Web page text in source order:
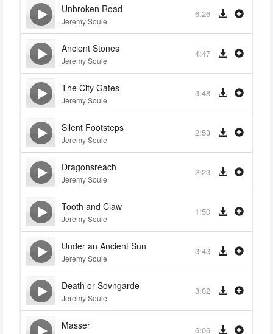
Unbroken Road
Jeremy Soule
6:26
Ancient Stones
Jeremy Soule
4:47
The City Gates
Jeremy Soule
3:48
Silent Footsteps
Jeremy Soule
2:53
Dragonsreach
Jeremy Soule
2:23
Tooth and Claw
Jeremy Soule
1:50
Under an Ancient Sun
Jeremy Soule
3:43
Death or Sovngarde
Jeremy Soule
3:02
Masser 6:06